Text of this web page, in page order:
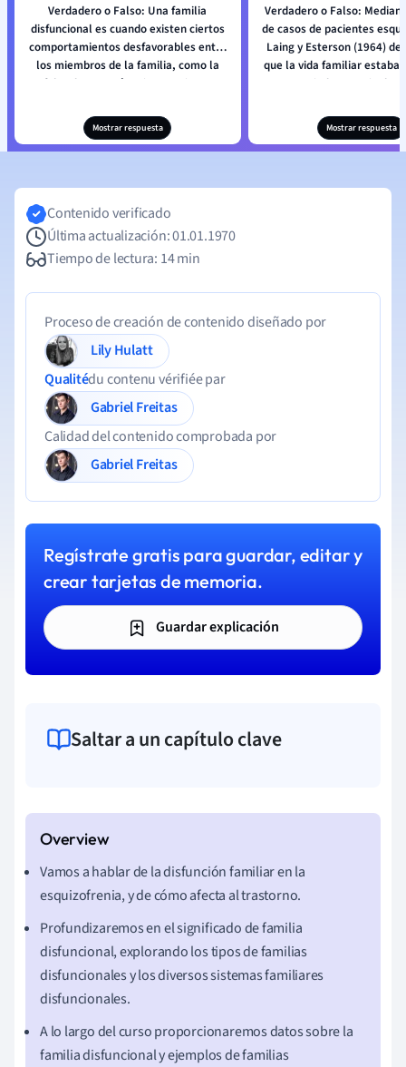
Verdadero o Falso: Una familia
disfuncional es cuando existen ciertos
comportamientos desfavorables entre
los miembros de la familia, como la
falta de empatía, y interacciones
Mostrar respuesta
Verdadero o Falso:
de casos de pacientes
Laing y Esterson (1964)
que la vida familiar estaba
miedo y
Mostrar respuesta
Contenido verificado
Última actualización: 01.01.1970
Tiempo de lectura: 14 min
Proceso de creación de contenido diseñado por
Lily Hulatt
Qualitédu contenu vérifiée par
Gabriel Freitas
Calidad del contenido comprobada por
Gabriel Freitas
Regístrate gratis para guardar, editar y
crear tarjetas de memoria.
Guardar explicación
Saltar a un capítulo clave
Vamos a hablar de la disfunción familiar en la
esquizofrenia, y de cómo afecta al trastorno.
Profundizaremos en el significado de familia
disfuncional, explorando los tipos de familias
disfuncionales y los diversos sistemas familiares
disfuncionales.
A lo largo del curso proporcionaremos datos sobre la
familia disfuncional y ejemplos de familias